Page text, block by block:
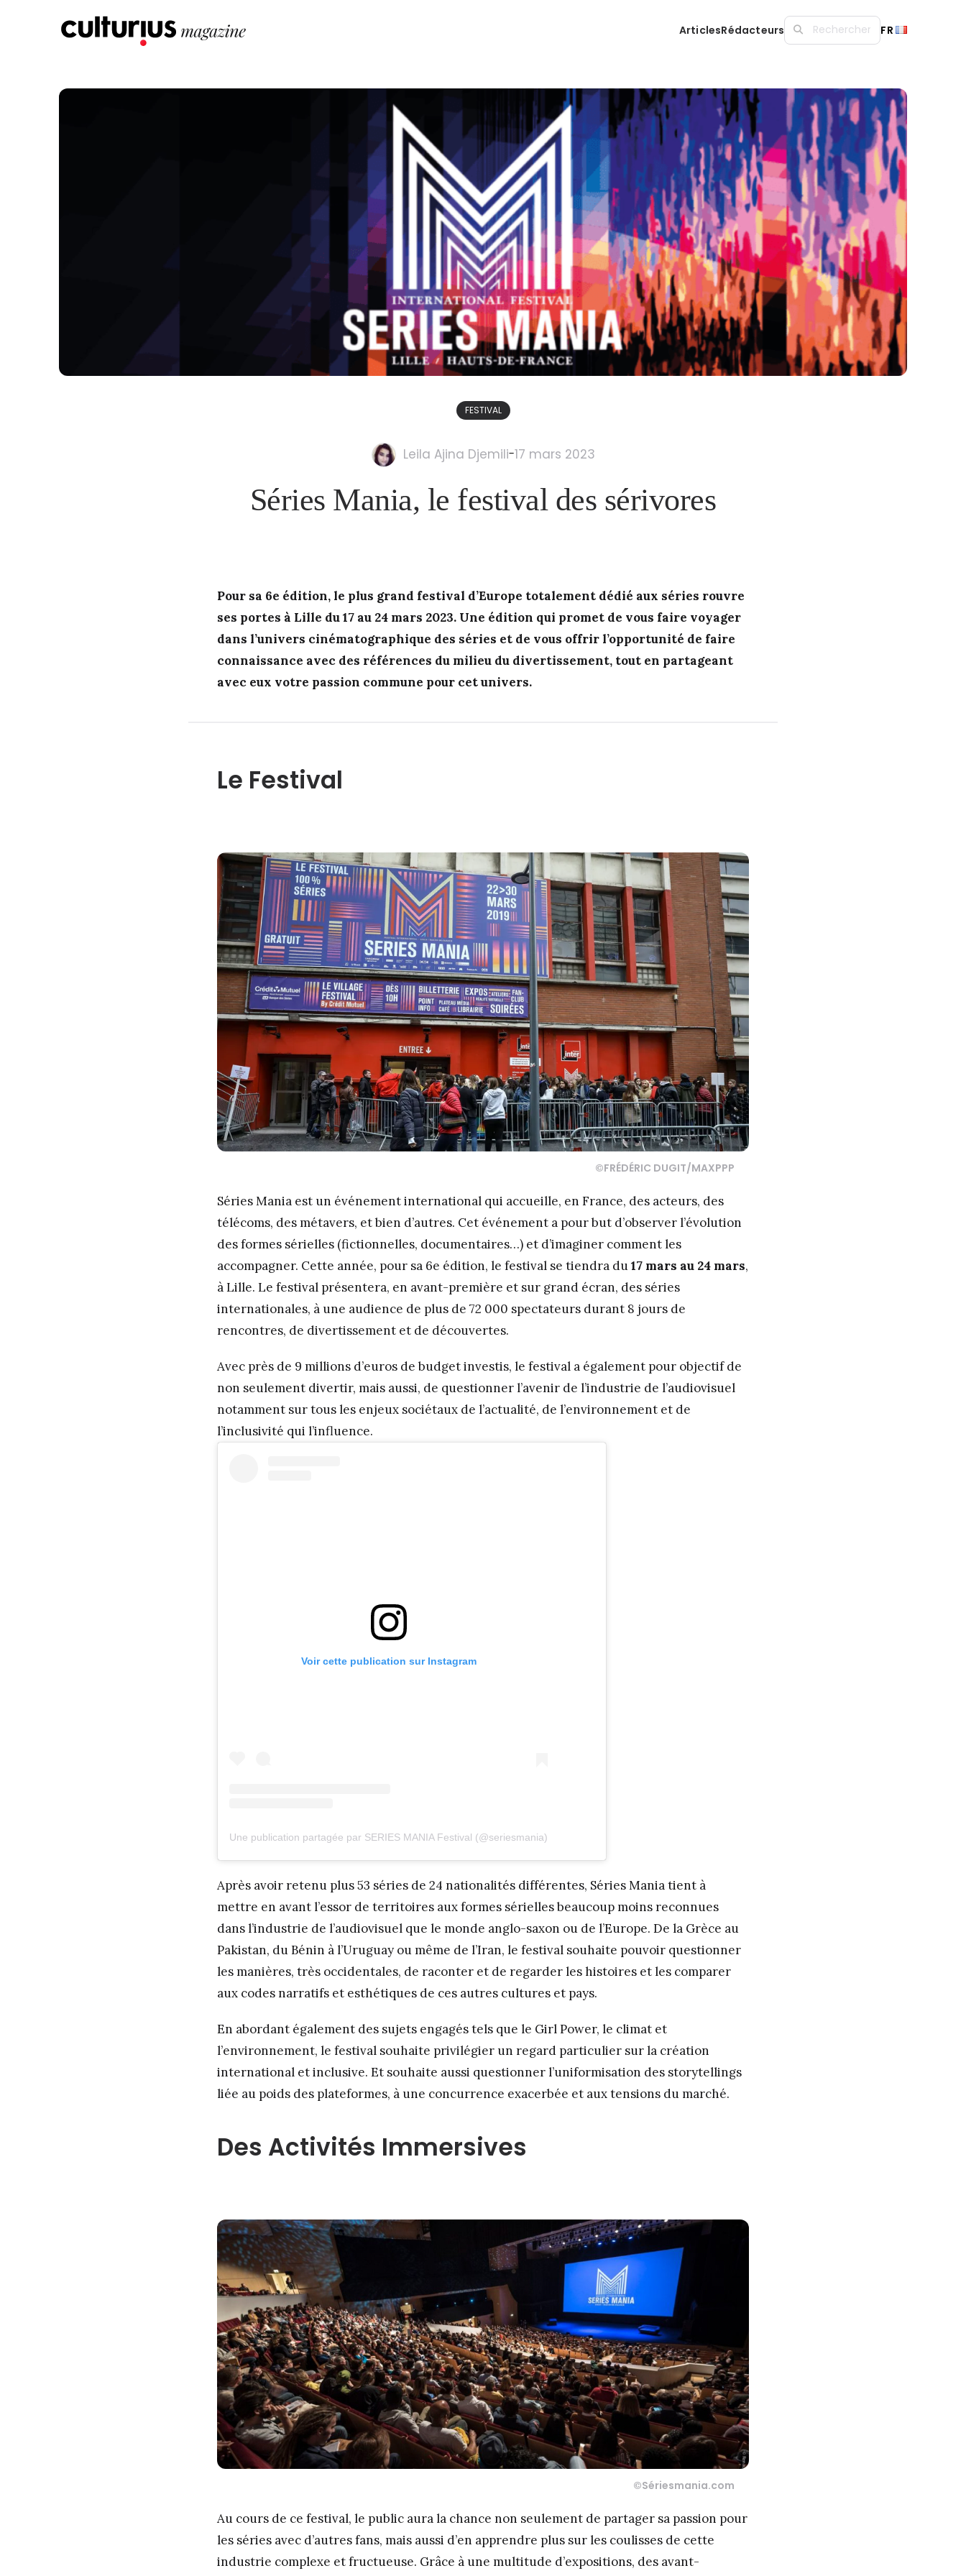
ArticlesRédacteurs FR
FESTIVAL
Leila Ajina Djemili-17 mars 2023
Séries Mania, le festival des sérivores
Pour sa 6e édition, le plus grand festival d’Europe totalement dédié aux séries rouvre
ses portes à Lille du17 au 24 mars 2023. Une édition qui promet de vous faire voyager
dans l’univers cinématographique des séries et de vous offrir l’opportunité de faire
connaissance avec des références du milieu du divertissement, tout en partageant
avec eux votre passion commune pour cet univers.
Le Festival
©FRÉDÉRIC DUGIT/MAXPPP
Séries Mania est un événement international qui accueille, en France, des acteurs, des
télécoms, des métavers, et bien d’autres. Cet événement a pour but d’observer l’évolution
des formes sérielles (fictionnelles, documentaires…) et d’imaginer comment les
accompagner. Cette année, pour sa 6e édition, le festival se tiendra du17 mars au 24 mars,
à Lille. Le festival présentera, en avant-première et sur grand écran, des séries
internationales, à une audience de plus de 72 000 spectateurs durant 8 jours de
rencontres, de divertissement et de découvertes.
Avec près de 9 millions d’euros de budget investis, le festival a également pour objectif de
non seulement divertir, mais aussi, de questionner l’avenir de l’industrie de l’audiovisuel
notamment sur tous les enjeux sociétaux de l’actualité, de l’environnement et de
l’inclusivité qui l’influence.
Voir cette publication sur Instagram
Une publication partagée par SERIES MANIA Festival (@seriesmania)
Après avoir retenu plus 53 séries de 24 nationalités différentes, Séries Mania tient à
mettre en avant l’essor de territoires aux formes sérielles beaucoup moins reconnues
dans l’industrie de l’audiovisuel que le monde anglo-saxon ou de l’Europe. De la Grèce au
Pakistan, du Bénin à l’Uruguay ou même de l’Iran, le festival souhaite pouvoir questionner
les manières, très occidentales, de raconter et de regarder les histoires et les comparer
aux codes narratifs et esthétiques de ces autres cultures et pays.
En abordant également des sujets engagés tels que le Girl Power, le climat et
l’environnement, le festival souhaite privilégier un regard particulier sur la création
international et inclusive. Et souhaite aussi questionner l’uniformisation des storytellings
liée au poids des plateformes, à une concurrence exacerbée et aux tensions du marché.
Des Activités Immersives
©Sériesmania.com
Au cours de ce festival, le public aura la chance non seulement de partager sa passion pour
les séries avec d’autres fans, mais aussi d’en apprendre plus sur les coulisses de cette
industrie complexe et fructueuse. Grâce à une multitude d’expositions, des avant-